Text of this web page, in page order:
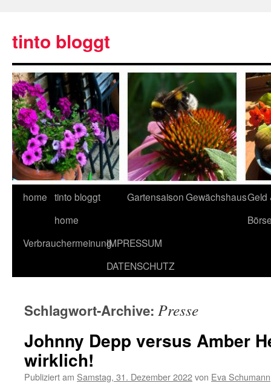
tinto bloggt
home tinto bloggt
home
GartensaisonGewächshausGeld
VerbrauchermeinungIMPRESSUM
DATENSCHUTZ
Schlagwort-Archive: Presse
Johnny Depp versus Amber
wirklich!
Publiziert am Samstag, 31. Dezember 2022von Eva Schumann